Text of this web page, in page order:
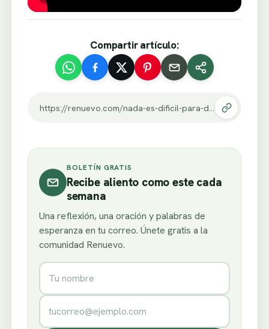
Compartir artículo:
BOLETÍN GRATIS
Recibe aliento como este cada
semana
Una reflexión, una oración y palabras de
esperanza en tu correo. Únete gratis a la
comunidad Renuevo.
Nombre
Correo electrónico